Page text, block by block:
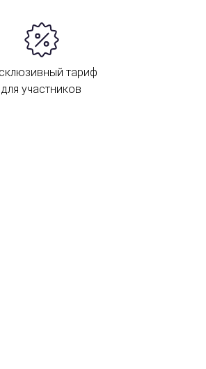
тариф
для участников